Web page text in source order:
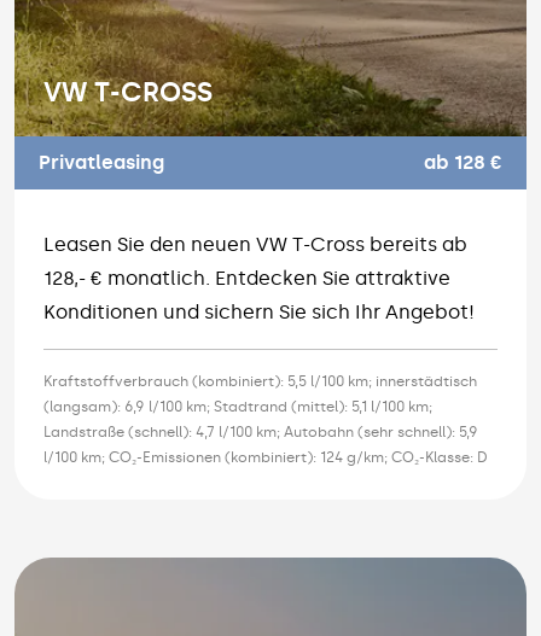
VW T-CROSS
Privatleasing ab 128 €
Leasen Sie den neuen VW T-Cross bereits ab
128,- € monatlich. Entdecken Sie attraktive
Konditionen und sichern Sie sich Ihr Angebot!
Kraftstoffverbrauch (kombiniert): 5,5 l/100 km; innerstädtisch
(langsam): 6,9 l/100 km; Stadtrand (mittel): 5,1 l/100 km;
Landstraße (schnell): 4,7 l/100 km; Autobahn (sehr schnell): 5,9
l/100 km; CO₂-Emissionen (kombiniert): 124 g/km; CO₂-Klasse: D